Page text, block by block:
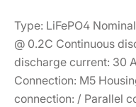
Type: LiFePO4
@ 0.2C Continuous
discharge current: 30
Connection: M5
connection: / Parallel